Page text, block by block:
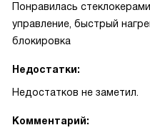
Понравилась
управление, быстрый
блокировка
Недостатки:
Недостатков не заметил.
Комментарий: